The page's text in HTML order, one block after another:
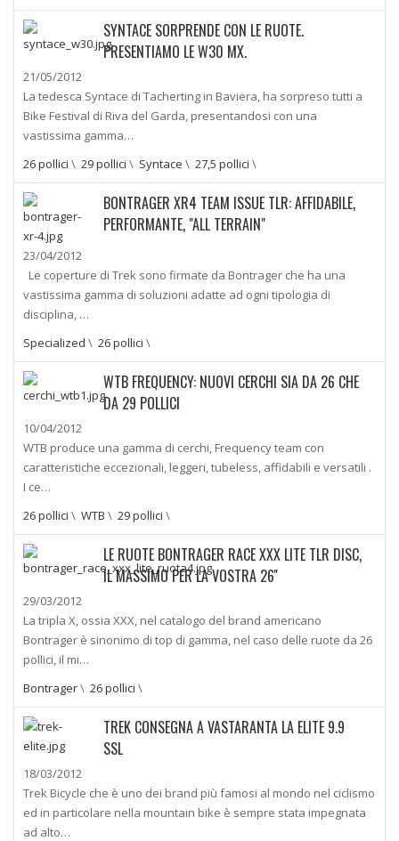
SYNTACE SORPRENDE CON LE RUOTE.
PRESENTIAMO LE W30 MX.
21/05/2012
La tedesca Syntace di Tacherting in Baviera, ha sorpreso tutti a
Bike Festival di Riva del Garda, presentandosi con una
vastissima gamma…
26 pollici \ 29 pollici \ Syntace \ 27,5 pollici \
BONTRAGER XR4 TEAM ISSUE TLR: AFFIDABILE,
PERFORMANTE, "ALL TERRAIN"
23/04/2012
Le coperture di Trek sono firmate da Bontrager che ha una
vastissima gamma di soluzioni adatte ad ogni tipologia di
disciplina, …
Specialized \ 26 pollici \
WTB FREQUENCY: NUOVI CERCHI SIA DA 26 CHE
DA 29 POLLICI
10/04/2012
WTB produce una gamma di cerchi, Frequency team con
caratteristiche eccezionali, leggeri, tubeless, affidabili e versatili .
I ce…
26 pollici \ WTB \ 29 pollici \
LE RUOTE BONTRAGER RACE XXX LITE TLR DISC,
IL MASSIMO PER LA VOSTRA 26''
29/03/2012
La tripla X, ossia XXX, nel catalogo del brand americano
Bontrager è sinonimo di top di gamma, nel caso delle ruote da 26
pollici, il mi…
Bontrager\ 26 pollici \
TREK CONSEGNA A VASTARANTA LA ELITE 9.9
SSL
18/03/2012
Trek Bicycle che è uno dei brand più famosi al mondo nel ciclismo
ed in particolare nella mountain bike è sempre stata impegnata
ad alto…